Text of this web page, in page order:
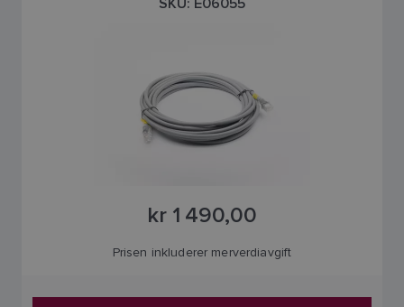
kr 1 490,00
Prisen inkluderer merverdiavgift